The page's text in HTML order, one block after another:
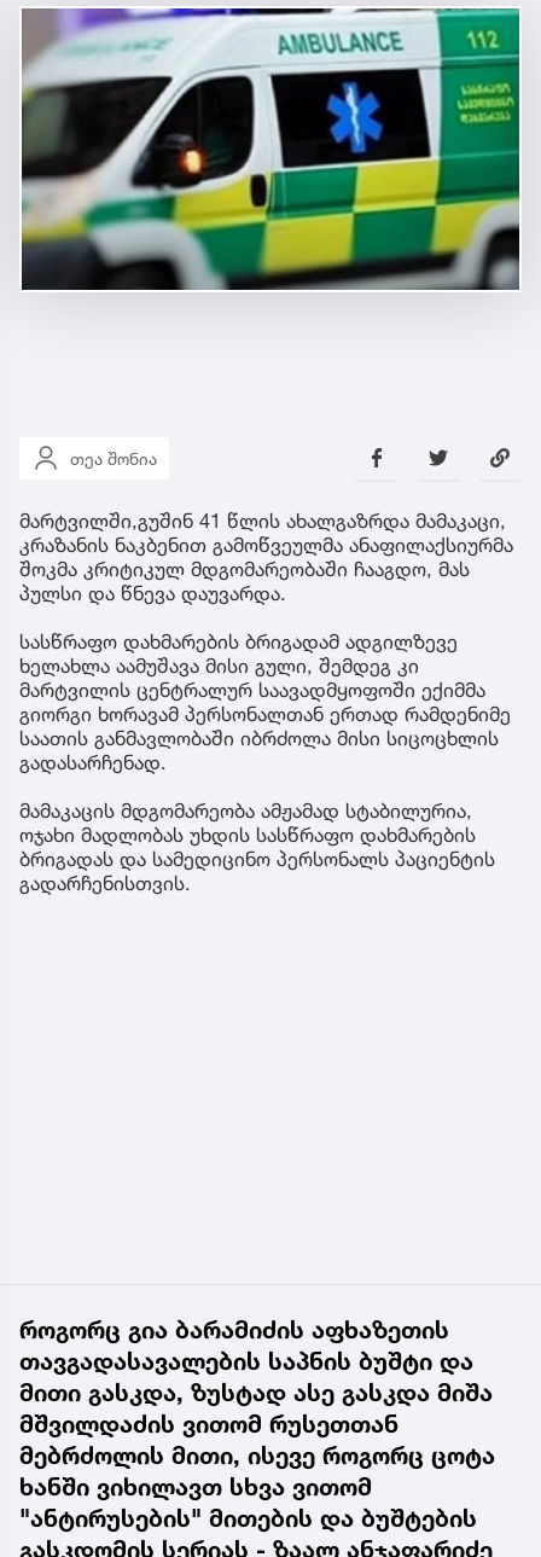
თეა შონია
მარტვილში,გუშინ 41 წლის ახალგაზრდა მამაკაცი,
კრაზანის ნაკბენით გამოწვეულმა ანაფილაქსიურმა
შოკმა კრიტიკულ მდგომარეობაში ჩააგდო, მას
პულსი და წნევა დაუვარდა.
სასწრაფო დახმარების ბრიგადამ ადგილზევე
ხელახლა აამუშავა მისი გული, შემდეგ კი
მარტვილის ცენტრალურ საავადმყოფოში ექიმმა
გიორგი ხორავამ პერსონალთან ერთად რამდენიმე
საათის განმავლობაში იბრძოლა მისი სიცოცხლის
გადასარჩენად.
მამაკაცის მდგომარეობა ამჟამად სტაბილურია,
ოჯახი მადლობას უხდის სასწრაფო დახმარების
ბრიგადას და სამედიცინო პერსონალს პაციენტის
გადარჩენისთვის.
როგორც გია ბარამიძის აფხაზეთის
თავგადასავალების საპნის ბუშტი და
მითი გასკდა, ზუსტად ასე გასკდა მიშა
მშვილდაძის ვითომ რუსეთთან
მებრძოლის მითი, ისევე როგორც ცოტა
ხანში ვიხილავთ სხვა ვითომ
"ანტირუსების" მითების და ბუშტების
გასკდომის სერიას - ზაალ ანჯაფარიძე